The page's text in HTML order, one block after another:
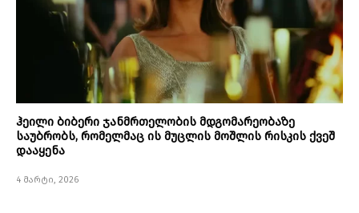
ჰეილი ბიბერი ჯანმრთელობის მდგომარეობაზე
საუბრობს, რომელმაც ის მუცლის მოშლის რისკის ქვეშ
დააყენა
4 მარტი, 2026